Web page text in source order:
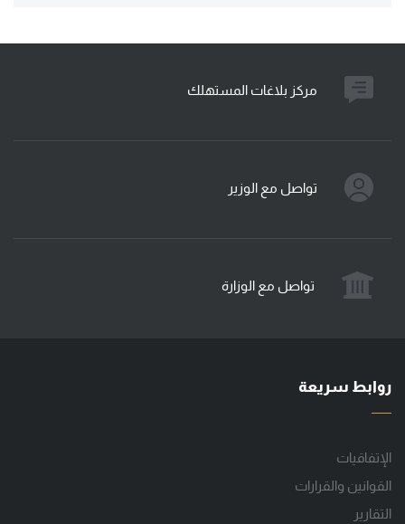
مركز بلاغات المستهلك
تواصل مع الوزير
تواصل مع الوزارة
روابط سريعة
الإتفاقيات
القوانين والقرارات
التقارير